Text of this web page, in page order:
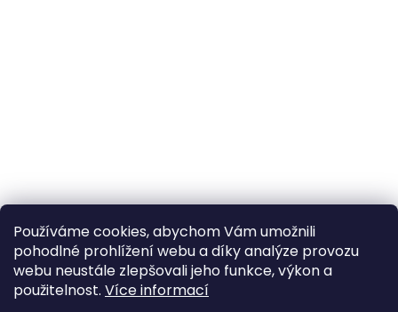
Používáme cookies, abychom Vám umožnili
pohodlné prohlížení webu a díky analýze provozu
webu neustále zlepšovali jeho funkce, výkon a
použitelnost. Více informací